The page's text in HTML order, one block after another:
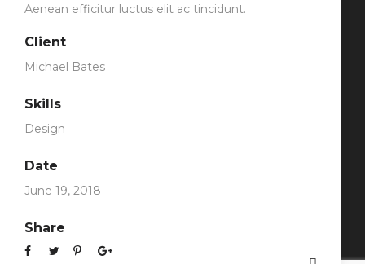
Aenean efficitur luctus elit ac tincidunt.
Client
Michael Bates
Skills
Design
Date
June 19, 2018
Share
atendimento@fersol.com.br
68.5 - Olhos D'Água - Mairinque/São
Paulo CEP: 18120-970
©2022 FERSOL. TODOS OS DIREITOS RESERVADOS.